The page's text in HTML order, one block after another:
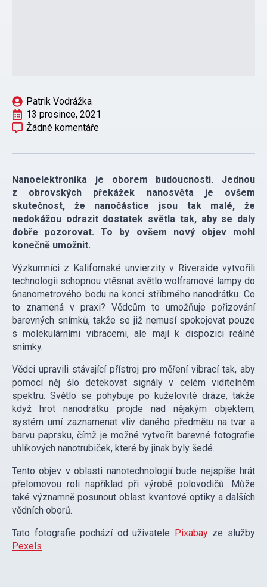
Patrik Vodrážka
13 prosince, 2021
Žádné komentáře
Nanoelektronika je oborem budoucnosti. Jednou
z obrovských překážek nanosvěta je ovšem
skutečnost, že nanočástice jsou tak malé, že
nedokážou odrazit dostatek světla tak, aby se daly
dobře pozorovat. To by ovšem nový objev mohl
konečně umožnit.
Výzkumníci z Kalifornské unvierzity v Riverside vytvořili
technologii schopnou vtěsnat světlo wolframové lampy do
6nanometrového bodu na konci stříbrného nanodrátku. Co
to znamená v praxi? Vědcům to umožňuje pořizování
barevných snímků, takže se již nemusí spokojovat pouze
s molekulárními vibracemi, ale mají k dispozici reálné
snímky.
Vědci upravili stávající přístroj pro měření vibrací tak, aby
pomocí něj šlo detekovat signály v celém viditelném
spektru. Světlo se pohybuje po kuželovité dráze, takže
když hrot nanodrátku projde nad nějakým objektem,
systém umí zaznamenat vliv daného předmětu na tvar a
barvu paprsku, čímž je možné vytvořit barevné fotografie
uhlíkových nanotrubiček, které by jinak byly šedé.
Tento objev v oblasti nanotechnologií bude nejspíše hrát
přelomovou roli například při výrobě polovodičů. Může
také významně posunout oblast kvantové optiky a dalších
vědních oborů.
Tato fotografie pochází od uživatele Pixabayze služby
Pexels